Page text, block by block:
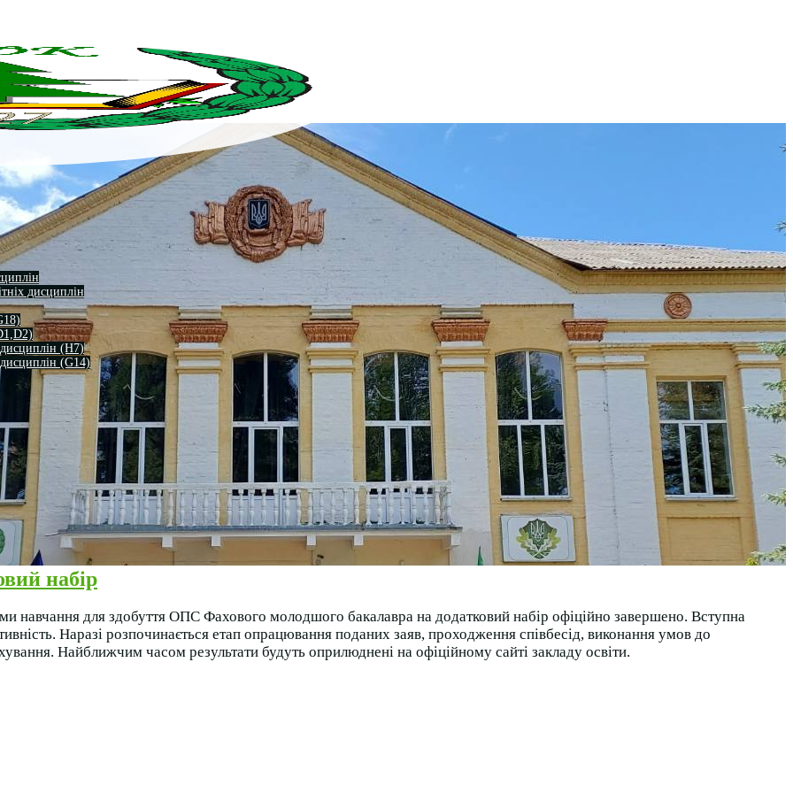
дисциплін
(H7)
(G14)
набір
навчання для здобуття ОПС Фахового молодшого бакалавра на додатковий набір офіційно завершено. Вступна
Наразі розпочинається етап опрацювання поданих заяв, проходження співбесід, виконання умов до
Найближчим часом результати будуть оприлюднені на офіційному сайті закладу освіти.